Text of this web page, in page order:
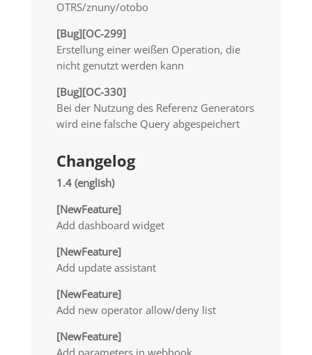
OTRS/znuny/otobo
[Bug][OC-299]
Erstellung einer weißen Operation, die
nicht genutzt werden kann
[Bug][OC-330]
Bei der Nutzung des Referenz Generators
wird eine falsche Query abgespeichert
Changelog
1.4 (english)
[NewFeature]
Add dashboard widget
[NewFeature]
Add update assistant
[NewFeature]
Add new operator allow/deny list
[NewFeature]